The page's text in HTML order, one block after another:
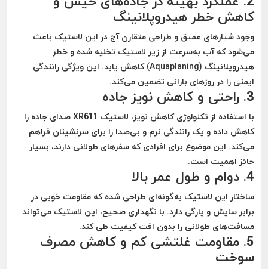
کاهش خطر هیدروپلانینگ
وجودشیارهای عمیق و طراحی متقارن آج در این لاستیک باعث
می‌شود که آب به‌سرعت از زیر لاستیک تخلیه شده و خطر
هیدروپلانینگ (Aquaplaning)
کاهش یابد. این ویژگی رانندگی
ایمنی را در روزهای بارانی تضمین می‌کند.
3. راحتی و کاهش نویز جاده
با استفاده از تکنولوژی کاهش نویز
، لاستیک XR611 صدای جاده را
کاهش داده و یک رانندگی نرم و بی‌صدا را برای سرنشینان فراهم
می‌کند. این موضوع برای افرادی که سفرهای طولانی دارند، بسیار
حائز اهمیت است.
4. دوام و طول عمر بالا
ساختار این لاستیک به‌گونه‌ای طراحی شده که مقاومت خوبی در
برابرسایش و پارگی دارد. با نگهداری صحیح، این لاستیک می‌تواند
مسافت‌های طولانی را بدون افت کیفیت طی کند.
5. مقاومت غلتشی کم و کاهش مصرف
سوخت